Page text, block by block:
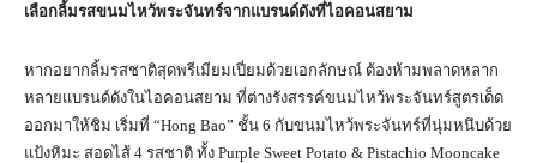
เลือกลิ้มรสขนมไหว้พระจันทร์จากแบรนด์ดังที่ไอคอนสยาม
หากอยากลิ้มรสชาติสุดพรีเมียมเปี่ยมด้วยเอกลักษณ์ ต้องห้ามพลาดหลาก
หลายแบรนด์ดังในไอคอนสยาม ที่ต่างรังสรรค์ขนมไหว้พระจันทร์สูตรเด็ด
ออกมาให้ชิม เริ่มที่ “Hong Bao” ชั้น 6 กับขนมไหว้พระจันทร์ที่นุ่มหนึบด้วย
แป้งหิมะ สอดไส้ 4 รสชาติ ทั้ง Purple Sweet Potato & Pistachio Mooncake